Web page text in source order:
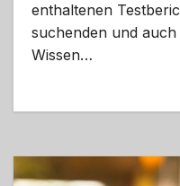
enthaltenen
suchenden und auch
Wissen…